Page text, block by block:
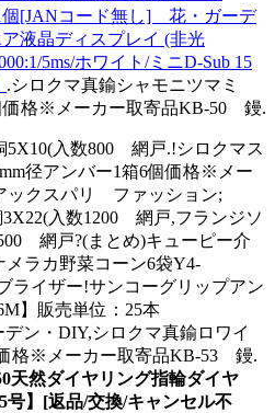
個[JANコード無し] 花・ガーデ
液晶ディスプレイ (非光
5ms/ホワイト/ミニD-Sub 15
.シロクマ真鍮シャモニツマミ
価格※メーカー取寄品KB-50 鏝.
5X10(入数800 網戸.!シロクマス
径アンバー1箱6個価格※メー
ックスパリ ファッション;
3X22(入数1200 網戸,フランジソ
網戸?(まとめ)キューピー介
ラカ野菜コーン6袋Y4-
ライザー!サンコーグリップアン
】販売単位：25本
ン・DIY,シロクマ真鍮ロワイ
格※メーカー取寄品KB-53 鏝.
天然ダイヤリング指輪ダイヤ
号】[返品/交換/キャンセル不